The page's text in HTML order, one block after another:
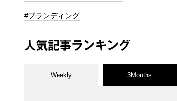
#ブランディング
人気記事ランキング
Weekly 3Months